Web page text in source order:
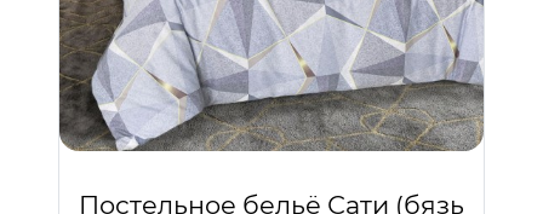
Постельное бельё Сати (бязь